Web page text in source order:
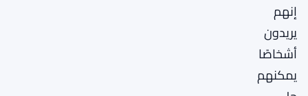
إنهم
يريدون
أشخاصًا
يمكنهم